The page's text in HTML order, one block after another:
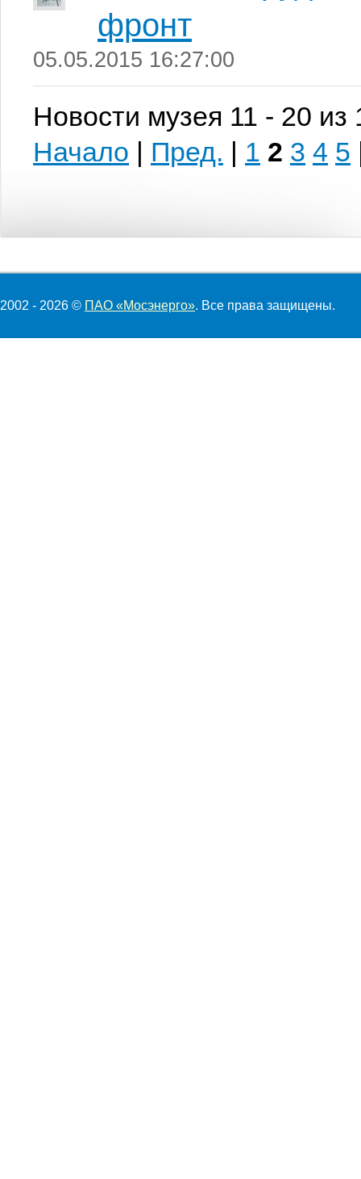
фронт
05.05.2015 16:27:00
Новости музея 11 - 20 из
Начало | Пред. | 1 2 3 4 5
2002 - 2026 © ПАО «Мосэнерго». Все права защищены.